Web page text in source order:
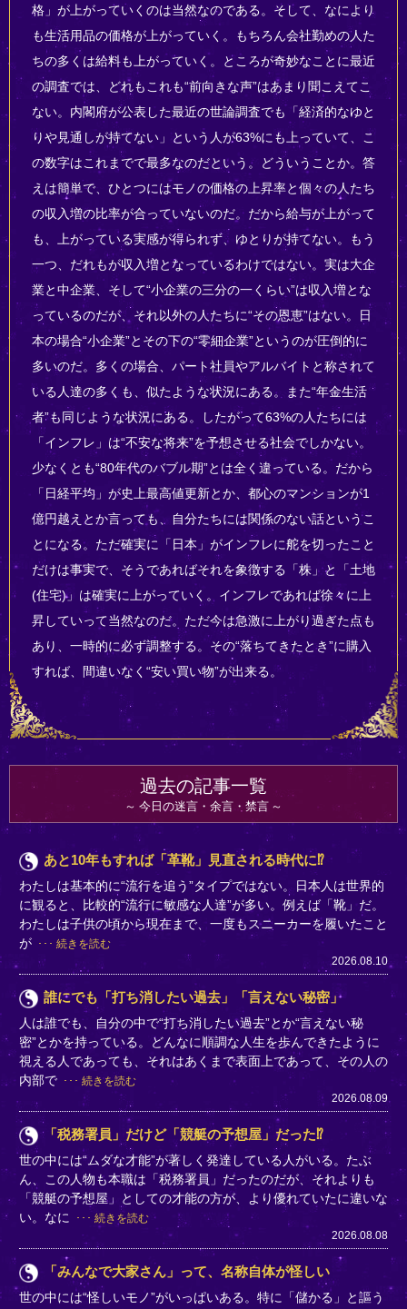
格」が上がっていくのは当然なのである。そして、なにより
も生活用品の価格が上がっていく。もちろん会社勤めの人た
ちの多くは給料も上がっていく。ところが奇妙なことに最近
の調査では、どれもこれも“前向きな声”はあまり聞こえてこ
ない。内閣府が公表した最近の世論調査でも「経済的なゆと
りや見通しが持てない」という人が63%にも上っていて、こ
の数字はこれまでで最多なのだという。どういうことか。答
えは簡単で、ひとつにはモノの価格の上昇率と個々の人たち
の収入増の比率が合っていないのだ。だから給与が上がって
も、上がっている実感が得られず、ゆとりが持てない。もう
一つ、だれもが収入増となっているわけではない。実は大企
業と中企業、そして“小企業の三分の一くらい”は収入増とな
っているのだが、それ以外の人たちに“その恩恵”はない。日
本の場合“小企業”とその下の“零細企業”というのが圧倒的に
多いのだ。多くの場合、パート社員やアルバイトと称されて
いる人達の多くも、似たような状況にある。また“年金生活
者”も同じような状況にある。したがって63%の人たちには
「インフレ」は“不安な将来”を予想させる社会でしかない。
少なくとも“80年代のバブル期”とは全く違っている。だから
「日経平均」が史上最高値更新とか、都心のマンションが1
億円越えとか言っても、自分たちには関係のない話というこ
とになる。ただ確実に「日本」がインフレに舵を切ったこと
だけは事実で、そうであればそれを象徴する「株」と「土地
(住宅)」は確実に上がっていく。インフレであれば徐々に上
昇していって当然なのだ。ただ今は急激に上がり過ぎた点も
あり、一時的に必ず調整する。その“落ちてきたとき”に購入
すれば、間違いなく“安い買い物”が出来る。
過去の記事一覧
今日の迷言・余言・禁言
あと10年もすれば「革靴」見直される時代に⁉
わたしは基本的に“流行を追う”タイプではない。日本人は世界的
に観ると、比較的“流行に敏感な人達”が多い。例えば「靴」だ。
わたしは子供の頃から現在まで、一度もスニーカーを履いたこと
が
続きを読む
2026.08.10
誰にでも「打ち消したい過去」「言えない秘密」
人は誰でも、自分の中で“打ち消したい過去”とか“言えない秘
密”とかを持っている。どんなに順調な人生を歩んできたように
視える人であっても、それはあくまで表面上であって、その人の
内部で
続きを読む
2026.08.09
「税務署員」だけど「競艇の予想屋」だった⁉
世の中には“ムダな才能”が著しく発達している人がいる。たぶ
ん、この人物も本職は「税務署員」だったのだが、それよりも
「競艇の予想屋」としての才能の方が、より優れていたに違いな
い。なに
続きを読む
2026.08.08
「みんなで大家さん」って、名称自体が怪しい
世の中には“怪しいモノ”がいっぱいある。特に「儲かる」と謳う